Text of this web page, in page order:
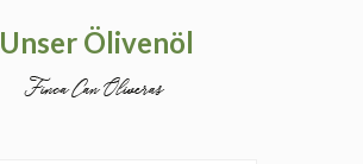
Unser Ölivenöl